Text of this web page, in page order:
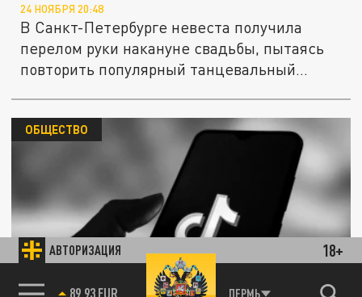
АВТОРИЗАЦИЯ 18+
85.64 BRENT ПЕРМЬ
24 НОЯБРЯ 20:48
В Санкт-Петербурге невеста получила
перелом руки накануне свадьбы, пытаясь
повторить популярный танцевальный...
В TikTok появился скандальный челлендж
с туалетными ершиками
ОБЩЕСТВО